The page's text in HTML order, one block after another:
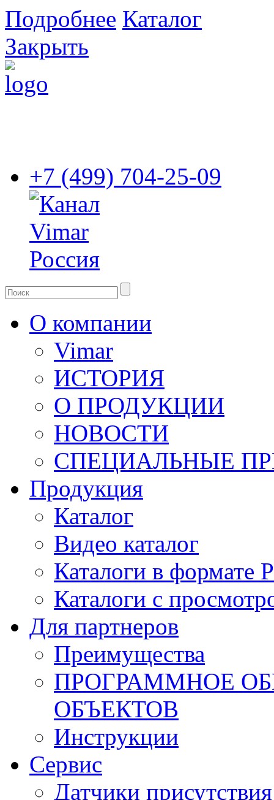
Подробнее Каталог
Закрыть
+7 (499) 704-25-09
О компании
Vimar
ИСТОРИЯ
О ПРОДУКЦИИ
НОВОСТИ
СПЕЦИАЛЬНЫЕ
Продукция
Каталог
Видео каталог
Каталоги в формате
Каталоги с
Для партнеров
Преимущества
ПРОГРАММНОЕ
ОБЪЕКТОВ
Инструкции
Сервис
Датчики присутствия